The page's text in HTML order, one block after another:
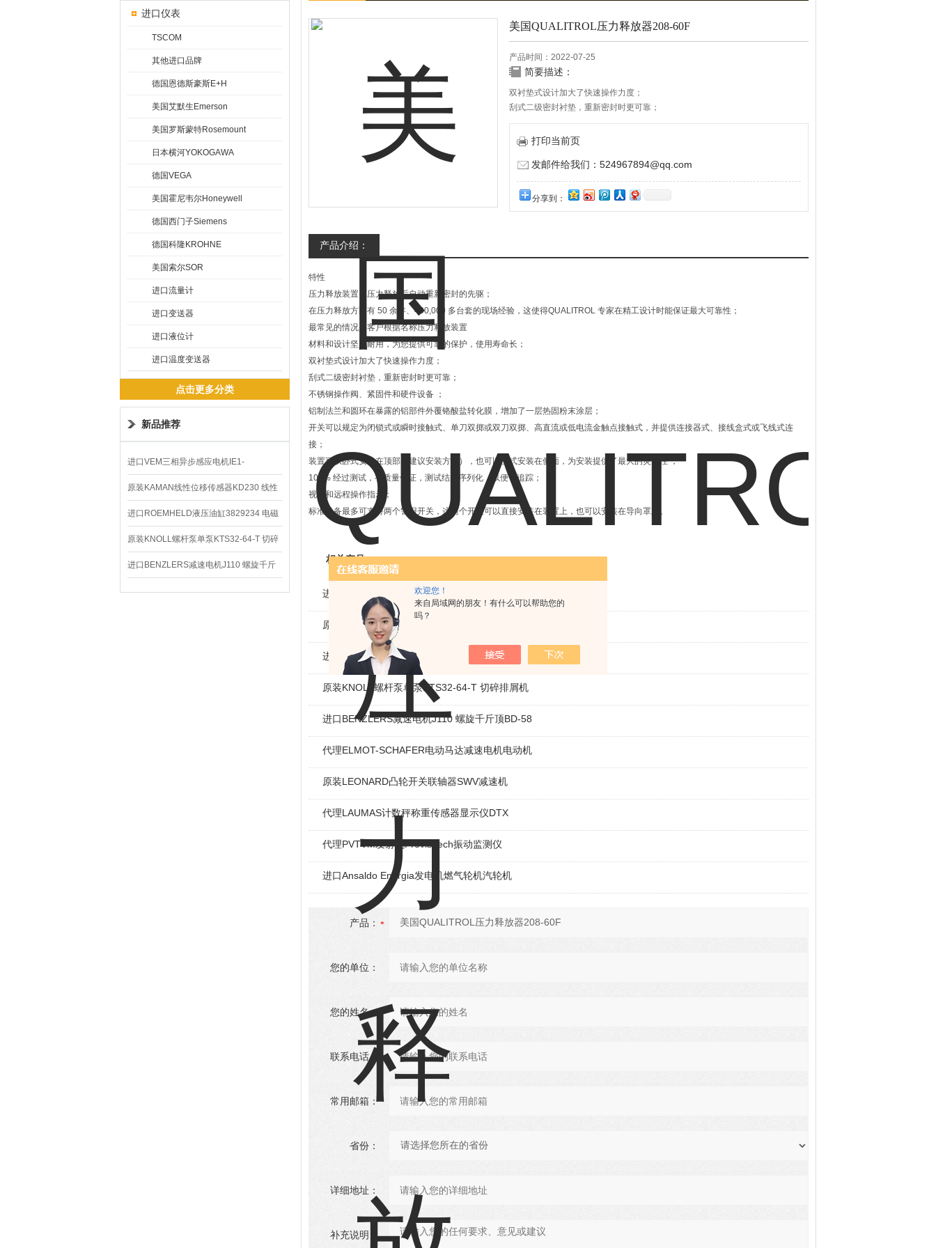
欢迎您！
来自局域网的朋友！有什么可以帮助您的
吗？
进口仪表
TSCOM
其他进口品牌
德国恩德斯豪斯E+H
美国艾默生Emerson
美国罗斯蒙特Rosemount
日本横河YOKOGAWA
德国VEGA
美国霍尼韦尔Honeywell
德国西门子Siemens
德国科隆KROHNE
美国索尔SOR
进口流量计
进口变送器
进口液位计
进口温度变送器
点击更多分类
新品推荐
进口VEM三相异步感应电机IE1-
K21R80G4马达
原装KAMAN线性位移传感器KD230 线性
编码器
进口ROEMHELD液压油缸3829234 电磁
阀定位器
原装KNOLL螺杆泵单泵KTS32-64-T 切碎
排屑机
进口BENZLERS减速电机J110 螺旋千斤
顶BD-58
美国QUALITROL压力释放器208-60F
产品时间：2022-07-25
简要描述：
双衬垫式设计加大了快速操作力度；
刮式二级密封衬垫，重新密封时更可靠；
不锈钢操作阀、紧固件和硬件设备
打印当前页
发邮件给我们：524967894@qq.com
分享到：
产品介绍：
特性
压力释放装置，压力释放后自动重新密封的先驱；
在压力释放方面有 50 余年、400,000 多台套的现场经验，这使得QUALITROL 专家在精工设计时能保证最大可靠性；
最常见的情况是客户根据名称压力释放装置
材料和设计坚固耐用，为您提供可靠的保护，使用寿命长；
双衬垫式设计加大了快速操作力度；
刮式二级密封衬垫，重新密封时更可靠；
不锈钢操作阀、紧固件和硬件设备 ；
铝制法兰和圆环在暴露的铝部件外覆铬酸盐转化膜，增加了一层热固粉末涂层；
开关可以规定为闭锁式或瞬时接触式、单刀双掷或双刀双掷、高直流或低电流金触点接触式，并提供连接器式、接线盒式或飞线式连
接；
装置可以卧式安装在顶部（建议安装方式），也可以立式安装在侧面，为安装提供了最大的灵活性 ；
100% 经过测试，有质量保证，测试结果序列化，以便于追踪；
视觉和远程操作指示；
标准设备最多可支持两个警报开关，这两个开关可以直接安装在装置上，也可以安装在导向罩上。
相关产品
进口VEM三相异步感应电机IE1-K21R80G4马达
原装KAMAN线性位移传感器KD230 线性编码器
进口ROEMHELD液压油缸3829234 电磁阀定位器
原装KNOLL螺杆泵单泵KTS32-64-T 切碎排屑机
进口BENZLERS减速电机J110 螺旋千斤顶BD-58
代理ELMOT-SCHAFER电动马达减速电机电动机
原装LEONARD凸轮开关联轴器‌SWV减速机
代理LAUMAS计数秤称重传感器显示仪DTX
代理PVTVM发射机ProvibTech振动监测仪
进口Ansaldo Energia发电机燃气轮机汽轮机
产品：
您的单位：
您的姓名：
联系电话：
常用邮箱：
省份：
详细地址：
补充说明：